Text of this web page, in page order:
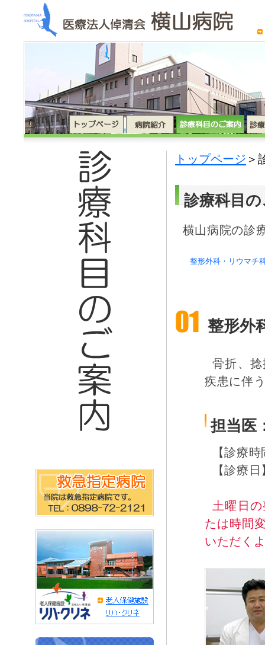
トップページ ＞
診療科目
横山病院の診
整形外科・リウマチ
整形外
骨折、
疾患に伴
担当医
【診療
【診療
土曜日
たは時間
いただく